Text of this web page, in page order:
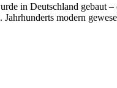
in Deutschland gebaut –
modern